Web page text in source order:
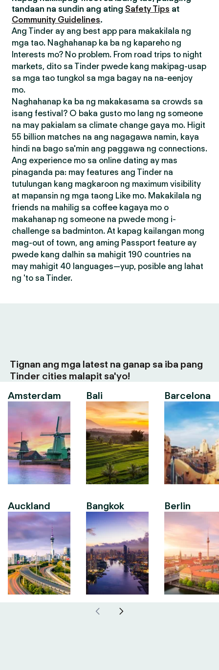
tandaan na sundin ang ating Safety Tips at
Community Guidelines.
Ang Tinder ay ang best app para makakilala ng
mga tao. Naghahanap ka ba ng kapareho ng
Interests mo? No problem. From road trips to night
markets, dito sa Tinder pwede kang makipag-usap
sa mga tao tungkol sa mga bagay na na-eenjoy
mo.
Naghahanap ka ba ng makakasama sa crowds sa
isang festival? O baka gusto mo lang ng someone
na may pakialam sa climate change gaya mo. Higit
55 billion matches na ang nagagawa namin, kaya
hindi na bago sa'min ang paggawa ng connections.
Ang experience mo sa online dating ay mas
pinaganda pa: may features ang Tinder na
tutulungan kang magkaroon ng maximum visibility
at mapansin ng mga taong Like mo. Makakilala ng
friends na mahilig sa coffee kagaya mo o
makahanap ng someone na pwede mong i-
challenge sa badminton. At kapag kailangan mong
mag-out of town, ang aming Passport feature ay
pwede kang dalhin sa mahigit 190 countries na
may mahigit 40 languages—yup, posible ang lahat
ng 'to sa Tinder.
Tignan ang mga latest na ganap sa iba pang
Tinder cities malapit sa'yo!
Amsterdam
Auckland
Bali
Bangkok
Barcelona
Berlin